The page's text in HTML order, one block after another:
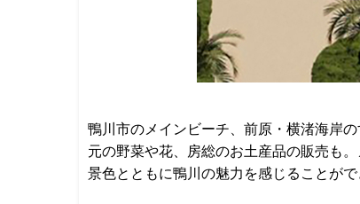
鴨川市のメインビーチ、前原・横渚海岸
元の野菜や花、房総のお土産品の販売も
景色とともに鴨川の魅力を感じることがで